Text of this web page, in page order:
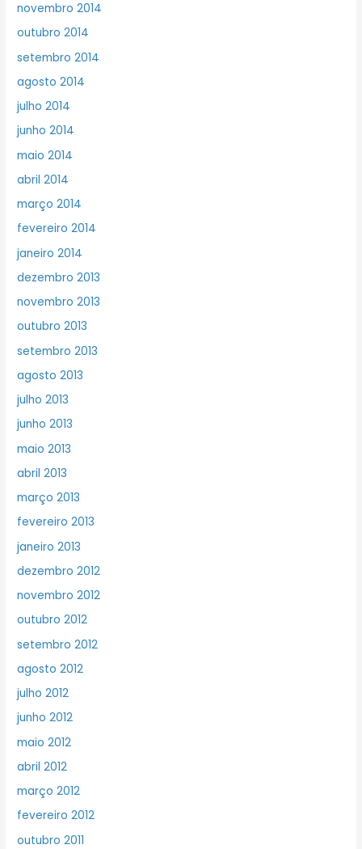
novembro 2014
outubro 2014
setembro 2014
agosto 2014
julho 2014
junho 2014
maio 2014
abril 2014
março 2014
fevereiro 2014
janeiro 2014
dezembro 2013
novembro 2013
outubro 2013
setembro 2013
agosto 2013
julho 2013
junho 2013
maio 2013
abril 2013
março 2013
fevereiro 2013
janeiro 2013
dezembro 2012
novembro 2012
outubro 2012
setembro 2012
agosto 2012
julho 2012
junho 2012
maio 2012
abril 2012
março 2012
fevereiro 2012
outubro 2011